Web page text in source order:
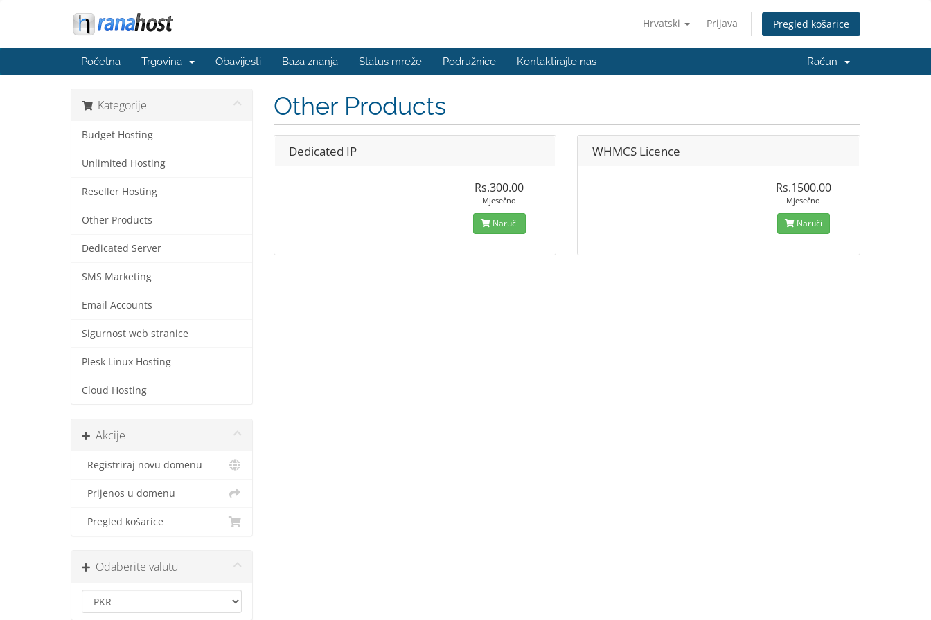
Hrvatski Prijava Pregled košarice
Početna Trgovina Obavijesti Baza znanja Status mreže Podružnice Kontaktirajte nas Račun
Kategorije
Budget Hosting
Unlimited Hosting
Reseller Hosting
Other Products
Dedicated Server
SMS Marketing
Email Accounts
Sigurnost web stranice
Plesk Linux Hosting
Cloud Hosting
Akcije
Registriraj novu domenu
Prijenos u domenu
Pregled košarice
Odaberite valutu
Other Products
Dedicated IP
Rs.300.00
Mjesečno
Naruči
WHMCS Licence
Rs.1500.00
Mjesečno
Naruči